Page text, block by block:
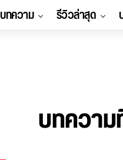
บทความ รีวิวล่าสุด
บทควา